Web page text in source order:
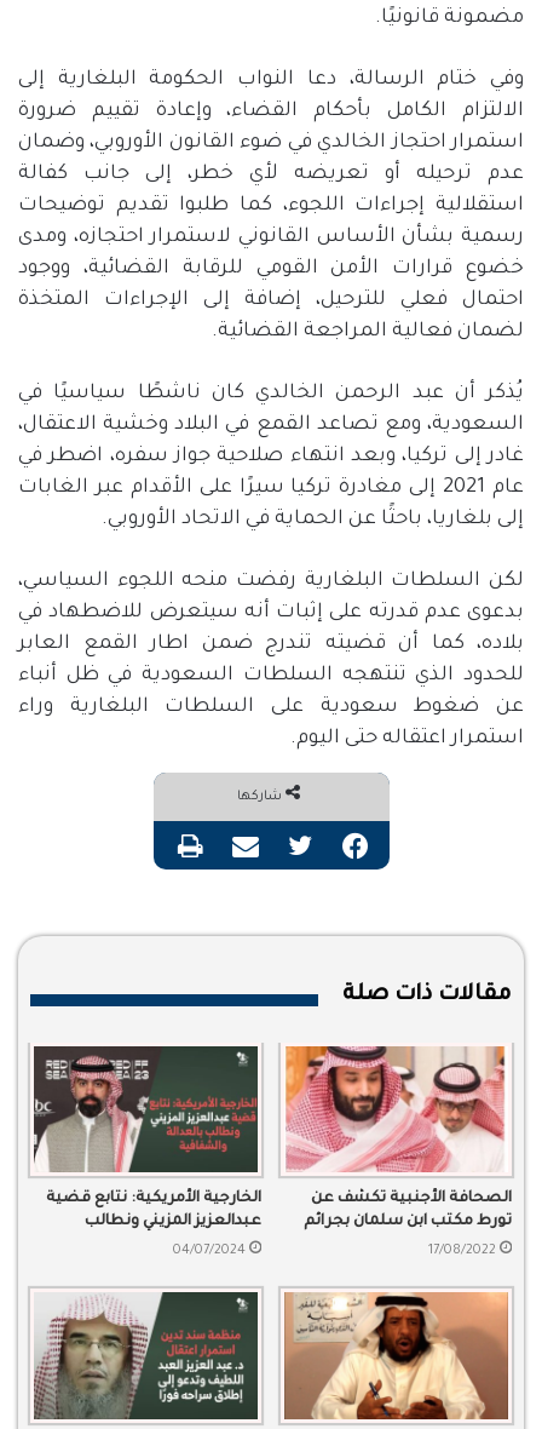
مضمونة قانونيًا.
وفي ختام الرسالة، دعا النواب الحكومة البلغارية إلى
الالتزام الكامل بأحكام القضاء، وإعادة تقييم ضرورة
استمرار احتجاز الخالدي في ضوء القانون الأوروبي، وضمان
عدم ترحيله أو تعريضه لأي خطر، إلى جانب كفالة
استقلالية إجراءات اللجوء، كما طلبوا تقديم توضيحات
رسمية بشأن الأساس القانوني لاستمرار احتجازه، ومدى
خضوع قرارات الأمن القومي للرقابة القضائية، ووجود
احتمال فعلي للترحيل، إضافة إلى الإجراءات المتخذة
لضمان فعالية المراجعة القضائية.
يُذكر أن عبد الرحمن الخالدي كان ناشطًا سياسيًا في
السعودية، ومع تصاعد القمع في البلاد وخشية الاعتقال،
غادر إلى تركيا، وبعد انتهاء صلاحية جواز سفره، اضطر في
عام
إلى مغادرة تركيا سيرًا على الأقدام عبر الغابات
إلى بلغاريا، باحثًا عن الحماية في الاتحاد الأوروبي.
لكن السلطات البلغارية رفضت منحه اللجوء السياسي،
بدعوى عدم قدرته على إثبات أنه سيتعرض للاضطهاد في
بلاده، كما أن قضيته تندرج ضمن اطار القمع العابر
للحدود الذي تنتهجه السلطات السعودية في ظل أنباء
عن ضغوط سعودية على السلطات البلغارية وراء
استمرار اعتقاله حتى اليوم.
شاركها
فيسبوك تويتر مشاركة عبر البريد طباعة
مقالات ذات صلة
الصحافة الأجنبية تكشف عن
تورط مكتب ابن سلمان بجرائم
تجسس
17/08/2022
الخارجية الأمريكية: نتابع قضية
عبدالعزيز المزيني ونطالب
بالعدالة والشفافية
04/07/2024